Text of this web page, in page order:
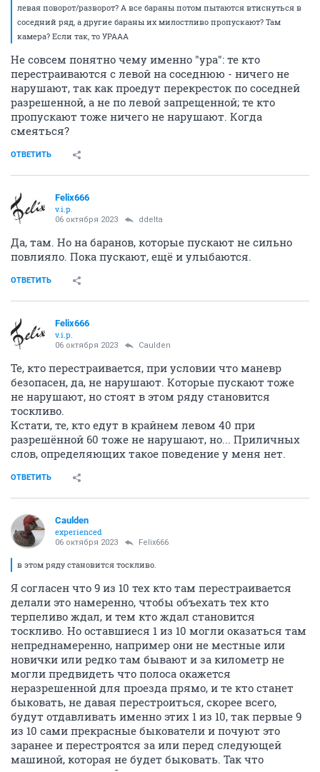
левая поворот/разворот? А все бараны потом пытаются втиснуться в
соседний ряд, а другие бараны их милостливо пропускают? Там
камера? Если так, то УРААА
Не совсем понятно чему именно "ура": те кто
перестраиваются с левой на соседнюю - ничего не
нарушают, так как проедут перекресток по соседней
разрешенной, а не по левой запрещенной; те кто
пропускают тоже ничего не нарушают. Когда
смеяться?
ОТВЕТИТЬ
Felix666
v.i.p.
06 октября 2023 ddelta
Да, там. Но на баранов, которые пускают не сильно
повлияло. Пока пускают, ещё и улыбаются.
ОТВЕТИТЬ
Felix666
v.i.p.
06 октября 2023 Caulden
Те, кто перестраивается, при условии что маневр
безопасен, да, не нарушают. Которые пускают тоже
не нарушают, но стоят в этом ряду становится
тоскливо.
Кстати, те, кто едут в крайнем левом 40 при
разрешённой 60 тоже не нарушают, но... Приличных
слов, определяющих такое поведение у меня нет.
ОТВЕТИТЬ
Caulden
experienced
06 октября 2023 Felix666
в этом ряду становится тоскливо.
Я согласен что 9 из 10 тех кто там перестраивается
делали это намеренно, чтобы объехать тех кто
терпеливо ждал, и тем кто ждал становится
тоскливо. Но оставшиеся 1 из 10 могли оказаться там
непреднамеренно, например они не местные или
новички или редко там бывают и за километр не
могли предвидеть что полоса окажется
неразрешенной для проезда прямо, и те кто станет
быковать, не давая перестроиться, скорее всего,
будут отдавливать именно этих 1 из 10, так первые 9
из 10 сами прекрасные быкователи и почуют это
заранее и перестроятся за или перед следующей
машиной, которая не будет быковать. Так что